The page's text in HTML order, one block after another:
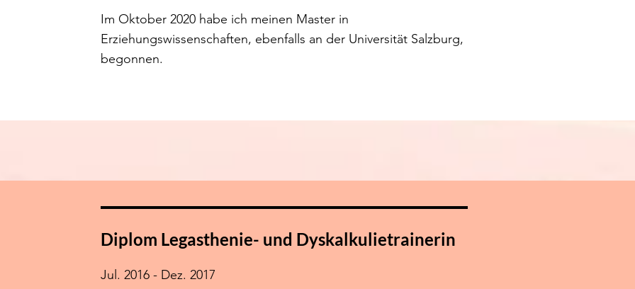
Im Oktober 2020 habe ich meinen Master in
Erziehungswissenschaften, ebenfalls an der Universität Salzburg,
begonnen.
Diplom Legasthenie- und Dyskalkulietrainerin
Jul. 2016 - Dez. 2017